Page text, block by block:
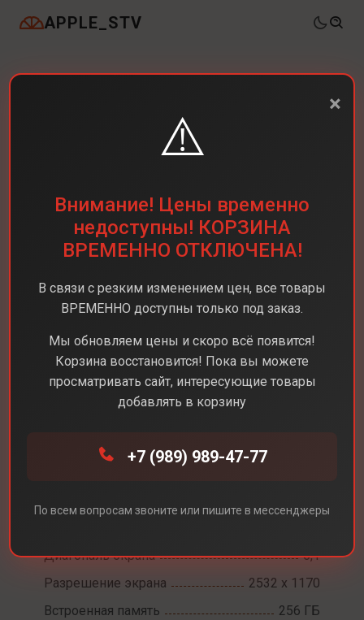
APPLE_STV
Apple iPhone 17e
Диагональ экрана
6,1
Разрешение экрана
2532 x 1170
Встроенная память
256 ГБ
×
⚠️
Внимание! Цены временно
недоступны! КОРЗИНА
ВРЕМЕННО ОТКЛЮЧЕНА!
В связи с резким изменением цен, все товары
ВРЕМЕННО доступны только под заказ.
Мы обновляем цены и скоро всё появится!
Корзина восстановится! Пока вы можете
просматривать сайт, интересующие товары
добавлять в корзину
+7 (989) 989-47-77
По всем вопросам звоните или пишите в мессенджеры